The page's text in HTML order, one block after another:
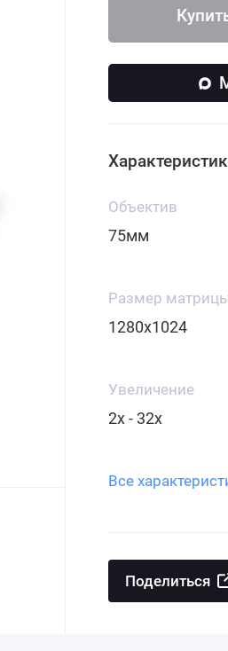
Объектив
75мм
Размер
1280x1024
Увеличение
2x - 32x
Все
Поделиться